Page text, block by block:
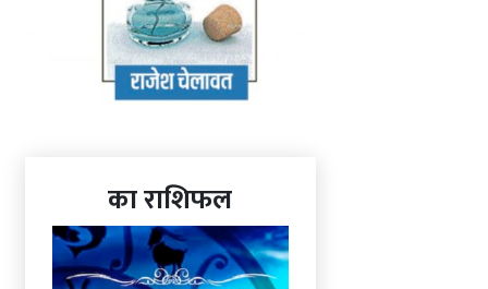
का राशिफल